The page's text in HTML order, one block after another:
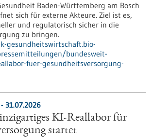
Baden-Württemberg am Bosch
sich für externe Akteure. Ziel ist es,
und regulatorisch sicher in die
zu bringen.
gesundheitswirtschaft.bio-
bundesweit-
fuer-gesundheitsversorgung-
31.07.2026
KI-Reallabor für
startet